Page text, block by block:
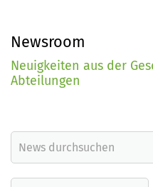
Newsroom
Neuigkeiten aus der
Abteilungen